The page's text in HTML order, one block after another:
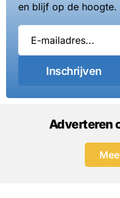
en blijf op de hoogte.
Inschrijven
Adverteren